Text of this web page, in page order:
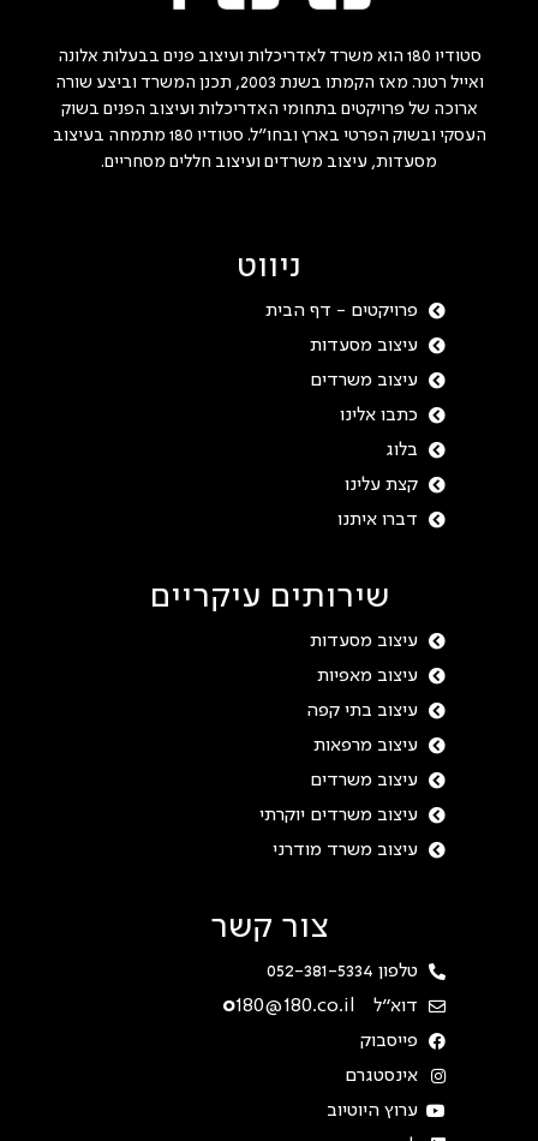
סטודיו 180 הוא משרד לאדריכלות ועיצוב פנים בבעלות אלונה
ואייל רטנר. מאז הקמתו בשנת 2003, תכנן המשרד וביצע שורה
ארוכה של פרויקטים בתחומי האדריכלות ועיצוב הפנים בשוק
העסקי ובשוק הפרטי בארץ ובחו"ל. סטודיו 180 מתמחה בעיצוב
מסעדות, עיצוב משרדים ועיצוב חללים מסחריים.
ניווט
פרויקטים - דף הבית
עיצוב מסעדות
עיצוב משרדים
כתבו אלינו
בלוג
קצת עלינו
דברו איתנו
שירותים עיקריים
עיצוב מסעדות
עיצוב מאפיות
עיצוב בתי קפה
עיצוב מרפאות
עיצוב משרדים
עיצוב משרדים יוקרתי
עיצוב משרד מודרני
צור קשר
טלפון 052-381-5334
דוא"ל
o180@180.co.il
פייסבוק
אינסטגרם
ערוץ היוטיוב